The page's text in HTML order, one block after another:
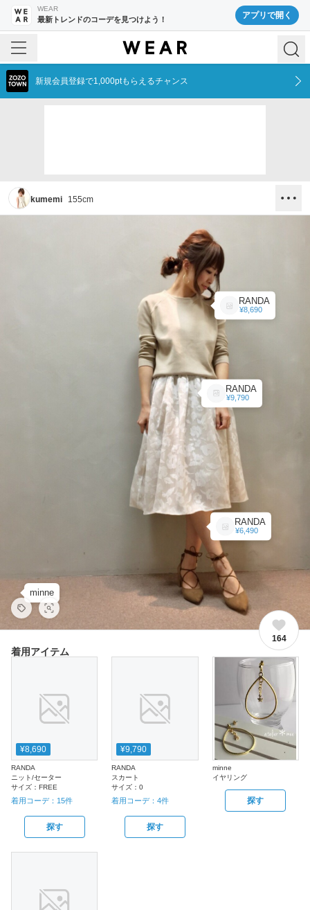
WEAR
最新トレンドのコーデを見つけよう！ アプリで開く
新規会員登録で1,000ptもらえるチャンス
kumemi 155cm
RANDA
¥8,690
RANDA
¥9,790
minne
RANDA
¥6,490
164
着用アイテム
¥8,690
RANDA
ニット/セーター
サイズ： FREE
着用コーデ： 15件
探す
¥9,790
RANDA
スカート
サイズ：0
着用コーデ：4件
探す
minne
イヤリング
探す